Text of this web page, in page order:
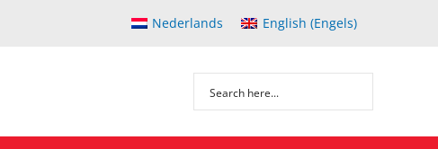
Nederlands English (Engels)